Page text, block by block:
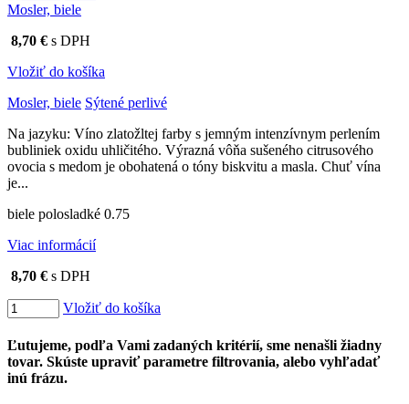
Mosler, biele
8,70 € s DPH
Vložiť do košíka
Mosler, biele Sýtené perlivé
Na jazyku: Víno zlatožltej farby s jemným intenzívnym perlením
bubliniek oxidu uhličitého. Výrazná vôňa sušeného citrusového
ovocia s medom je obohatená o tóny biskvitu a masla. Chuť vína
je...
biele polosladké 0.75
Viac informácií
8,70 € s DPH
Vložiť do košíka
Ľutujeme, podľa Vami zadaných kritérií, sme nenašli žiadny
tovar. Skúste upraviť parametre filtrovania, alebo vyhľadať
inú frázu.